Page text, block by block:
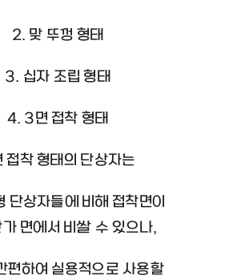
2. 맞 뚜껑 형태
3. 십자 조립 형태
4. 3면 접착 형태
접착 형태의 단상자는
단상자들에 비해 접착면이
면에서 비쌀 수 있으나,
편하여 실용적으로 사용할